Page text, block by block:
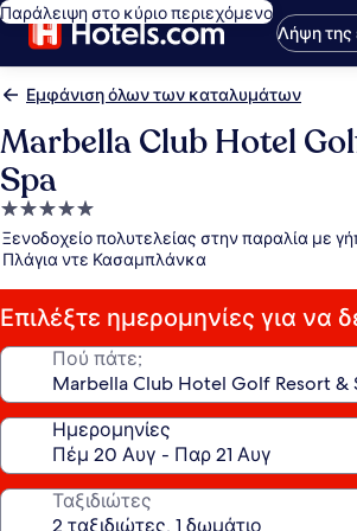
Παράλειψη στο κύριο περιεχόμενο
Λήψη της
Εμφάνιση όλων των καταλυμάτων
Marbella Club Hotel
Spa
Κατάλυμα
με
5.0
αστέρια
Ξενοδοχείο πολυτελείας στην παραλία με
Πλάγια ντε Κασαμπλάνκα
Επιλέξτε ημερομηνίες για να
Πού πάτε;
Ημερομηνίες
Ταξιδιώτες